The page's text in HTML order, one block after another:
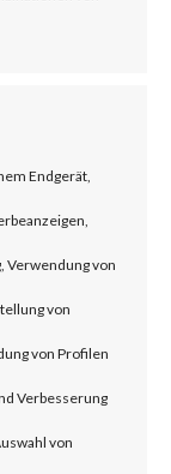
Endgerät,
Verwendung von
von
von Profilen
Verbesserung
von
This